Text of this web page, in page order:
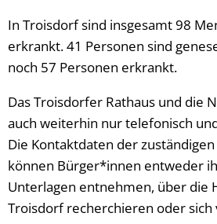
In Troisdorf sind insgesamt 98
erkrankt. 41 Personen sind
noch 57 Personen erkrankt.
Das Troisdorfer Rathaus und die
auch weiterhin nur telefonisch
Die Kontaktdaten der
können Bürger*innen entweder
Unterlagen entnehmen, über die
Troisdorf recherchieren oder sich